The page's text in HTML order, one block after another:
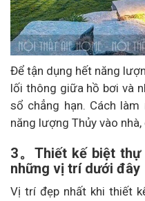
Để tận dụng hết năng
lối thông giữa hồ bơi và
sổ chẳng hạn. Cách
năng lượng Thủy vào
3。Thiết kế biệt thự
những vị trí dưới đây
Vị trí đẹp nhất khi thiết